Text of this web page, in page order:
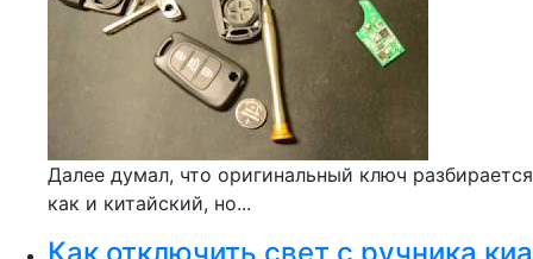
Далее думал, что оригинальный ключ разбирается
как и китайский, но...